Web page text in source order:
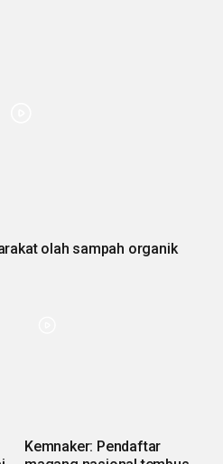
olah sampah organik
Kemnaker: Pendaftar